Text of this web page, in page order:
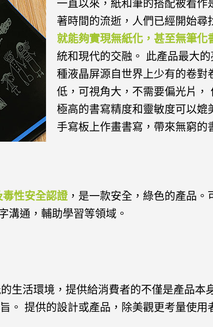
一直以來，紙和筆的搭配被看
著時間的流逝，人們已經開始尋
就能夠實現無紙化，甚至無筆化
統和現代的交融。 此產品最大
種液晶屏源自世界上少有的卷對
低，可視角大，不需要偏光片
極高的書寫精度和靈敏度可以
手寫板上作畫書寫，帶來無窮的
性安全認證，是一款安全，綠色的產品。
溝通，輔助學習等領域。
生活環境，提供給消費者的不僅是產品本
。 提供的設計或產品，除美觀更考量使